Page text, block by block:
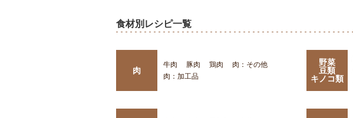
食材別レシピ一覧
肉
牛肉 豚肉 鶏肉
肉：その他
肉：加工品
野菜
豆類
キノコ類